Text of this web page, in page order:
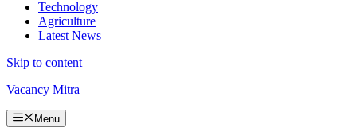
Technology
Agriculture
Latest News
Skip to content
Vacancy Mitra
Menu